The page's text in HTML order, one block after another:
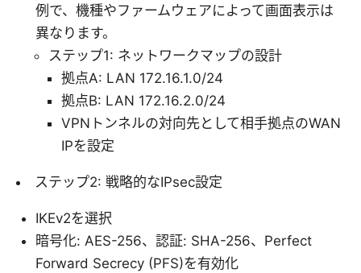
例で、機種やファームウェアによって画面表示は
異なります。
ステップ1: ネットワークマップの設計
拠点A: LAN 172.16.1.0/24
拠点B: LAN 172.16.2.0/24
VPNトンネルの対向先として相手拠点のWAN
IPを設定
ステップ2: 戦略的なIPsec設定
IKEv2を選択
暗号化: AES-256、認証: SHA-256、Perfect
Forward Secrecy (PFS)を有効化